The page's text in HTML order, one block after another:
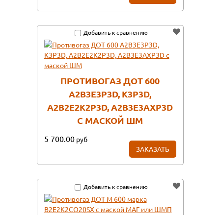
Добавить к сравнению
ПРОТИВОГАЗ ДОТ 600
А2В3Е3Р3D, К3Р3D,
А2В2Е2К2Р3D, А2В3Е3АXР3D
С МАСКОЙ ШМ
5 700.00 руб
ЗАКАЗАТЬ
Добавить к сравнению